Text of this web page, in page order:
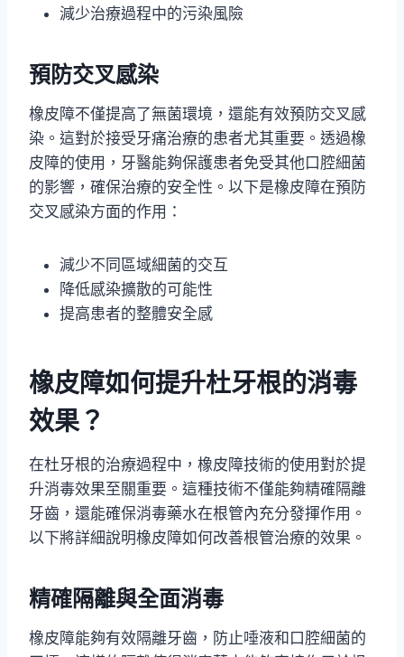
減少治療過程中的污染風險
預防交叉感染
橡皮障不僅提高了無菌環境，還能有效預防交叉感
染。這對於接受牙痛治療的患者尤其重要。透過橡
皮障的使用，牙醫能夠保護患者免受其他口腔細菌
的影響，確保治療的安全性。以下是橡皮障在預防
交叉感染方面的作用：
減少不同區域細菌的交互
降低感染擴散的可能性
提高患者的整體安全感
橡皮障如何提升杜牙根的消毒
效果？
在杜牙根的治療過程中，橡皮障技術的使用對於提
升消毒效果至關重要。這種技術不僅能夠精確隔離
牙齒，還能確保消毒藥水在根管內充分發揮作用。
以下將詳細說明橡皮障如何改善根管治療的效果。
精確隔離與全面消毒
橡皮障能夠有效隔離牙齒，防止唾液和口腔細菌的